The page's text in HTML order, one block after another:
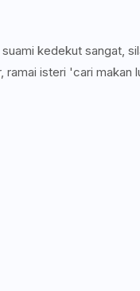
kedekut sangat,
ramai isteri 'cari makan